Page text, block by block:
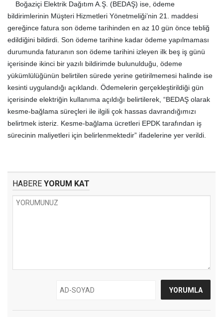
Boğaziçi Elektrik Dağıtım A.Ş. (BEDAŞ) ise, ödeme
bildirimlerinin Müşteri Hizmetleri Yönetmeliği’nin 21. maddesi
gereğince fatura son ödeme tarihinden en az 10 gün önce tebliğ
edildiğini bildirdi. Son ödeme tarihine kadar ödeme yapılmaması
durumunda faturanın son ödeme tarihini izleyen ilk beş iş günü
içerisinde ikinci bir yazılı bildirimde bulunulduğu, ödeme
yükümlülüğünün belirtilen sürede yerine getirilmemesi halinde ise
kesinti uygulandığı açıklandı. Ödemelerin gerçekleştirildiği gün
içerisinde elektriğin kullanıma açıldığı belirtilerek, “BEDAŞ olarak
kesme-bağlama süreçleri ile ilgili çok hassas davrandığımızı
belirtmek isteriz. Kesme-bağlama ücretleri EPDK tarafından iş
sürecinin maliyetleri için belirlenmektedir” ifadelerine yer verildi.
HABERE YORUM KAT